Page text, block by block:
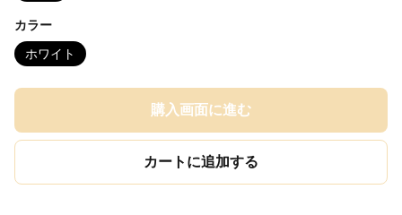
カラー
ホワイト
購入画面に進む
カートに追加する